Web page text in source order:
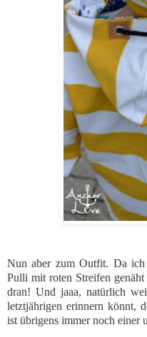
Nun aber zum Outfit. Da ich
Pulli mit roten Streifen
dran! Und jaaa, natürlich
letztjährigen erinnern könnt,
ist übrigens immer noch einer